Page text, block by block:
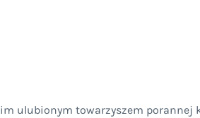
ulubionym towarzyszem porannej